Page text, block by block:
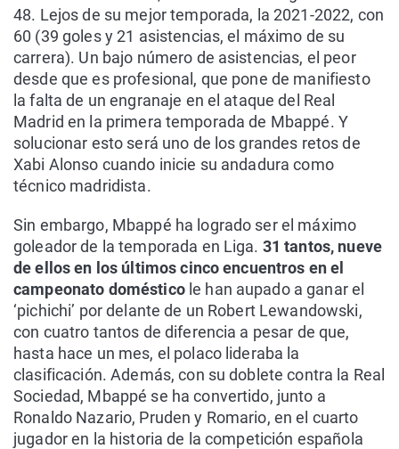
48. Lejos de su mejor temporada, la 2021-2022, con
60 (39 goles y 21 asistencias, el máximo de su
carrera). Un bajo número de asistencias, el peor
desde que es profesional, que pone de manifiesto
la falta de un engranaje en el ataque del Real
Madrid en la primera temporada de Mbappé. Y
solucionar esto será uno de los grandes retos de
Xabi Alonso cuando inicie su andadura como
técnico madridista.
Sin embargo, Mbappé ha logrado ser el máximo
goleador de la temporada en Liga. 31 tantos, nueve
de ellos en los últimos cinco encuentros en el
campeonato domésticole han aupado a ganar el
‘pichichi’ por delante de un Robert Lewandowski,
con cuatro tantos de diferencia a pesar de que,
hasta hace un mes, el polaco lideraba la
clasificación. Además, con su doblete contra la Real
Sociedad, Mbappé se ha convertido, junto a
Ronaldo Nazario, Pruden y Romario, en el cuarto
jugador en la historia de la competición española